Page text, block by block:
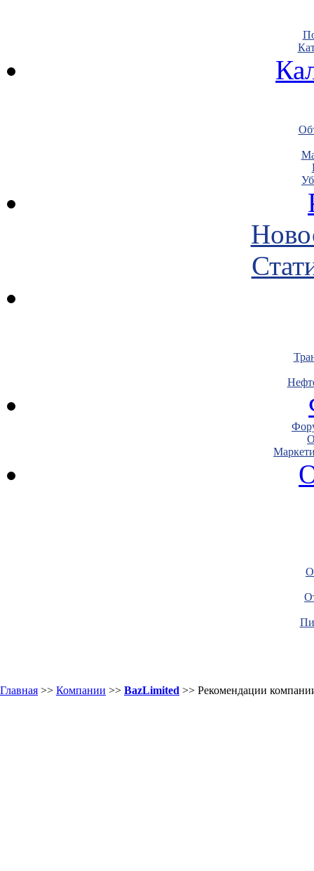
Главная >> Компании >> BazLimited >> Рекомендации